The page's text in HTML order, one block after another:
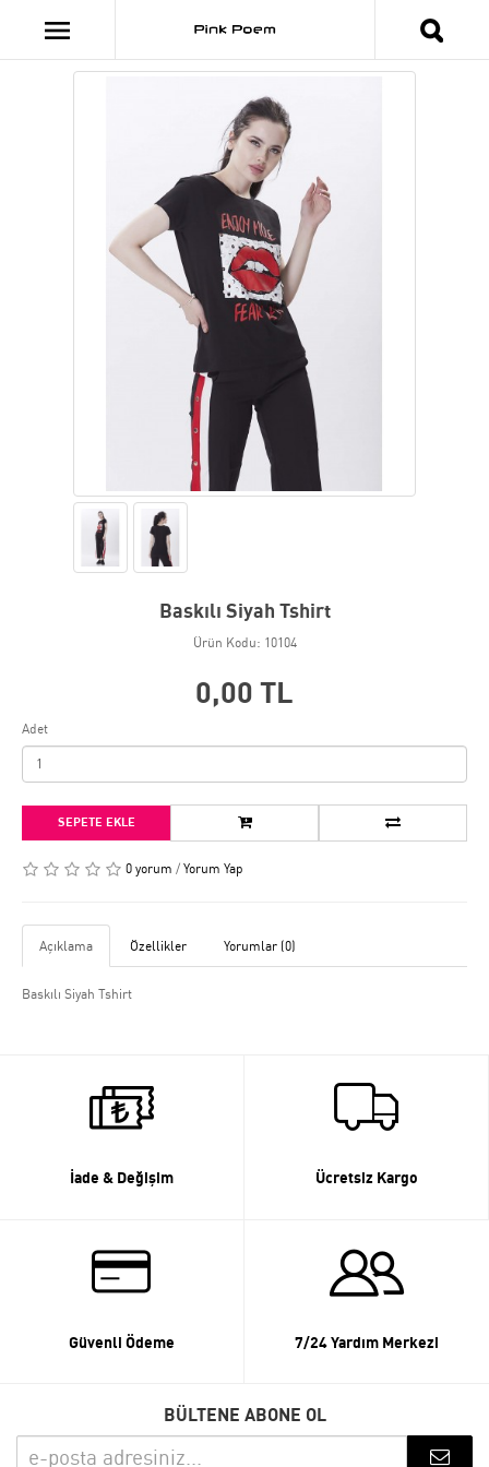
Baskılı Siyah Tshirt
Ürün Kodu: 10104
0,00 TL
Adet
SEPETE EKLE
0 yorum / Yorum Yap
Açıklama Özellikler Yorumlar (0)
Baskılı Siyah Tshirt
İade & Değişim Ücretsiz Kargo
Güvenli Ödeme 7/24 Yardım Merkezi
BÜLTENE ABONE OL